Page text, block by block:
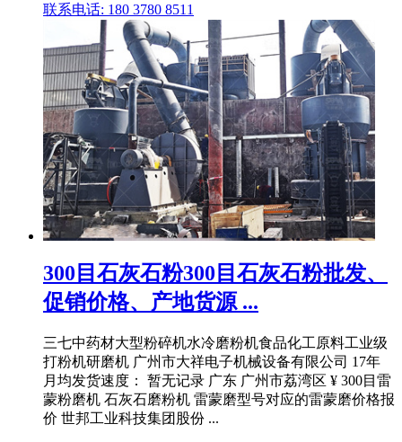
联系电话: 180 3780 8511
300目石灰石粉300目石灰石粉批发、
促销价格、产地货源 ...
三七中药材大型粉碎机水冷磨粉机食品化工原料工业级
打粉机研磨机 广州市大祥电子机械设备有限公司 17年
月均发货速度： 暂无记录 广东 广州市荔湾区 ¥ 300目雷
蒙粉磨机 石灰石磨粉机 雷蒙磨型号对应的雷蒙磨价格报
价 世邦工业科技集团股份 ...